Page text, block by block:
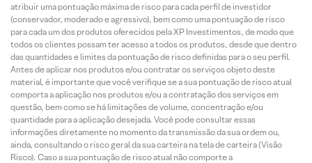
atribuir uma pontuação máxima de risco para cada perfil de investidor
(conservador, moderado e agressivo), bem como uma pontuação de risco
para cada um dos produtos oferecidos pela XP Investimentos, de modo que
todos os clientes possam ter acesso a todos os produtos, desde que dentro
das quantidades e limites da pontuação de risco definidas para o seu perfil.
Antes de aplicar nos produtos e/ou contratar os serviços objeto deste
material, é importante que você verifique se a sua pontuação de risco atual
comporta a aplicação nos produtos e/ou a contratação dos serviços em
questão, bem como se há limitações de volume, concentração e/ou
quantidade para a aplicação desejada. Você pode consultar essas
informações diretamente no momento da transmissão da sua ordem ou,
ainda, consultando o risco geral da sua carteira na tela de carteira (Visão
Risco). Caso a sua pontuação de risco atual não comporte a